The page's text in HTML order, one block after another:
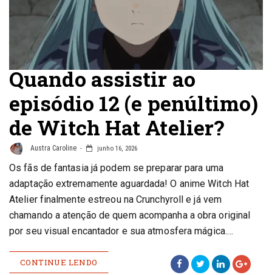
Quando assistir ao
episódio 12 (e penúltimo)
de Witch Hat Atelier?
Austra Caroline junho 16, 2026
Os fãs de fantasia já podem se preparar para uma
adaptação extremamente aguardada! O anime Witch Hat
Atelier finalmente estreou na Crunchyroll e já vem
chamando a atenção de quem acompanha a obra original
por seu visual encantador e sua atmosfera mágica.…
CONTINUE LENDO